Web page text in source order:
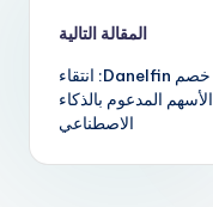
المقالة التالية
كود خصم Danelfin: انتقاء
الأسهم المدعوم بالذكاء
الاصطناعي